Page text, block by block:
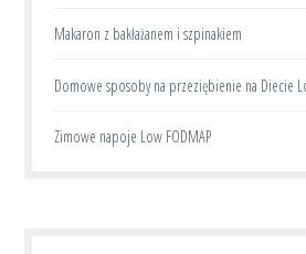
Makaron z bakłażanem i szpinakiem
Domowe sposoby na przeziębienie na Diecie
Zimowe napoje Low FODMAP